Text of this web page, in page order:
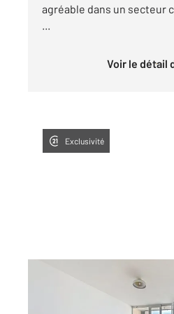
agréable dans un secteur
Voir le détail
Exclusivité